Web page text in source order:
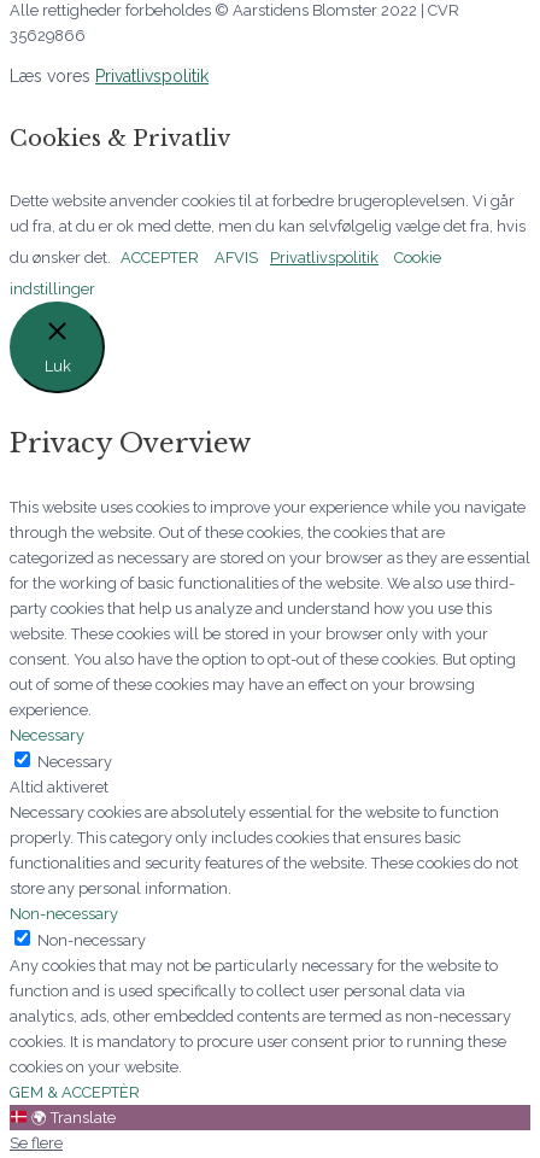
Alle rettigheder forbeholdes © Aarstidens Blomster 2022 | CVR
35629866
Læs vores Privatlivspolitik
Cookies & Privatliv
Dette website anvender cookies til at forbedre brugeroplevelsen. Vi går
ud fra, at du er ok med dette, men du kan selvfølgelig vælge det fra, hvis
du ønsker det.
ACCEPTER AFVIS Privatlivspolitik
Cookie
indstillinger
Luk
Privacy Overview
This website uses cookies to improve your experience while you navigate
through the website. Out of these cookies, the cookies that are
categorized as necessary are stored on your browser as they are essential
for the working of basic functionalities of the website. We also use third-
party cookies that help us analyze and understand how you use this
website. These cookies will be stored in your browser only with your
consent. You also have the option to opt-out of these cookies. But opting
out of some of these cookies may have an effect on your browsing
experience.
Necessary
Necessary
Altid aktiveret
Necessary cookies are absolutely essential for the website to function
properly. This category only includes cookies that ensures basic
functionalities and security features of the website. These cookies do not
store any personal information.
Non-necessary
Non-necessary
Any cookies that may not be particularly necessary for the website to
function and is used specifically to collect user personal data via
analytics, ads, other embedded contents are termed as non-necessary
cookies. It is mandatory to procure user consent prior to running these
cookies on your website.
GEM & ACCEPTÈR
🌍 Translate
Se flere